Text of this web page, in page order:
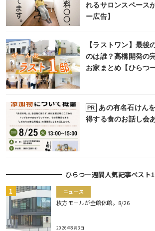
れるサロンスペース
ー広告】
【ラストワン】最後
のは誰？高橋開発の
お家まとめ【ひらつ
PR
あの有名石けん
得する食のお話し会
ひらつー週間人気記事ベスト
ニュース
枚方モールが全館休館。8/26
2026年8月3日